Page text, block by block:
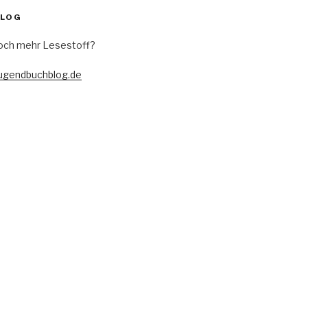
mehr Lesestoff?